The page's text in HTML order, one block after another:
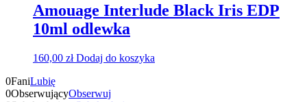
Amouage Interlude Black Iris EDP
10ml odlewka
160,00 zł Dodaj do koszyka
0FaniLubię
0ObserwującyObserwuj